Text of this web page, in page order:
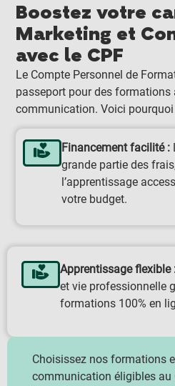
Boostez votre
Marketing et
avec le CPF
Le Compte Personnel de
passeport pour des formations
communication. Voici pourquoi
Financement facilité :
grande partie des
l’apprentissage
votre budget.
Apprentissage flexible
et vie professionnelle
formations 100% en
Choisissez nos formations
communication éligibles au